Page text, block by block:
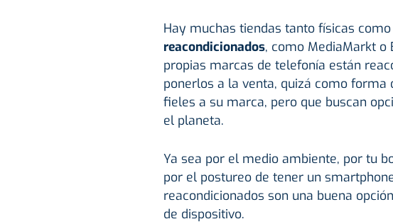
Hay muchas tiendas tanto físicas
reacondicionados, como MediaMarkt o
propias marcas de telefonía están
ponerlos a la venta, quizá como
fieles a su marca, pero que buscan
el planeta.
Ya sea por el medio ambiente, por tu
por el postureo de tener un
reacondicionados son una buena
de dispositivo.